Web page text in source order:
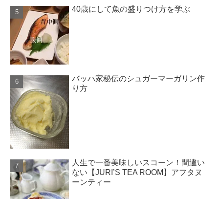
40歳にして魚の盛りつけ方を学ぶ
バッハ家秘伝のシュガーマーガリン作
り方
人生で一番美味しいスコーン！間違い
ない【JURI’S TEA ROOM】アフタヌ
ーンティー